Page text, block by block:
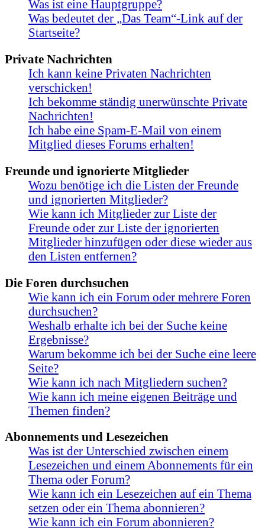
Was ist eine Hauptgruppe?
Was bedeutet der „Das Team“-Link auf der
Startseite?
Private Nachrichten
Ich kann keine Privaten Nachrichten
verschicken!
Ich bekomme ständig unerwünschte Private
Nachrichten!
Ich habe eine Spam-E-Mail von einem
Mitglied dieses Forums erhalten!
Freunde und ignorierte Mitglieder
Wozu benötige ich die Listen der Freunde
und ignorierten Mitglieder?
Wie kann ich Mitglieder zur Liste der
Freunde oder zur Liste der ignorierten
Mitglieder hinzufügen oder diese wieder aus
den Listen entfernen?
Die Foren durchsuchen
Wie kann ich ein Forum oder mehrere Foren
durchsuchen?
Weshalb erhalte ich bei der Suche keine
Ergebnisse?
Warum bekomme ich bei der Suche eine leere
Seite?
Wie kann ich nach Mitgliedern suchen?
Wie kann ich meine eigenen Beiträge und
Themen finden?
Abonnements und Lesezeichen
Was ist der Unterschied zwischen einem
Lesezeichen und einem Abonnements für ein
Thema oder Forum?
Wie kann ich ein Lesezeichen auf ein Thema
setzen oder ein Thema abonnieren?
Wie kann ich ein Forum abonnieren?